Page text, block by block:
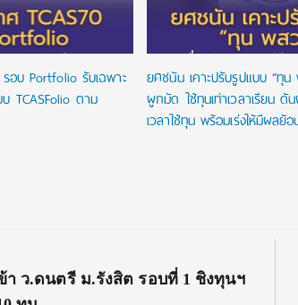
อบ Portfolio รับเฉพาะ
TCASFolio ตาม
ยศชนัน เคาะปรับรูปแบบ “ทุน
ผูกมัด ใช้ทุนเท่าเวลาเรียน
เวลาใช้ทุน พร้อมเร่งให้มีผลย้
า ว.ดนตรี ม.รังสิต รอบที่ 1 ชิงทุนฯ